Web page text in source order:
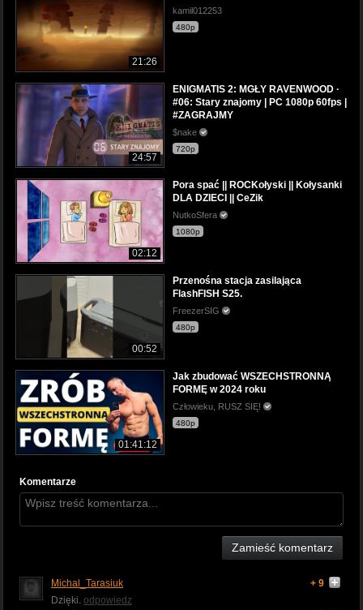
21:26
kamil012253
480p
24:57
ENIGMATIS 2: MGŁY RAVENWOOD ·
#06: Stary znajomy | PC 1080p 60fps |
#ZAGRAJMY
$nake
720p
02:12
Pora spać || ROCKołyski || Kołysanki
DLA DZIECI || CeZik
NutkoSfera
1080p
00:52
Przenośna stacja zasilająca
FlashFISH S25.
FreezerSIG
480p
01:41:12
Jak zbudować WSZECHSTRONNĄ
FORMĘ w 2024 roku
Człowieku, RUSZ SIĘ!
480p
Komentarze
Zamieść komentarz
Michal_Tarasiuk
+ 9
Dzięki. odpowiedz